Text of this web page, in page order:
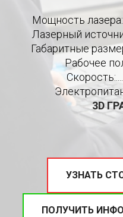
Мощность
Лазерный
Габаритные
Рабочее
3D
УЗНАТЬ
ПОЛУЧИТЬ